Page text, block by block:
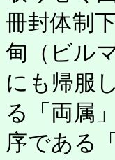
冊封体制
甸（ビル
にも帰服
る「両属
序である